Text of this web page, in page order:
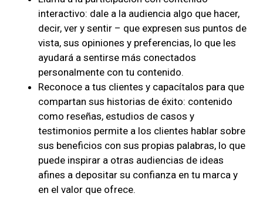
interactivo: dale a la audiencia algo que hacer,
decir, ver y sentir – que expresen sus puntos de
vista, sus opiniones y preferencias, lo que les
ayudará a sentirse más conectados
personalmente con tu contenido.
Reconoce a tus clientes y capacítalos para que
compartan sus historias de éxito: contenido
como reseñas, estudios de casos y
testimonios permite a los clientes hablar sobre
sus beneficios con sus propias palabras, lo que
puede inspirar a otras audiencias de ideas
afines a depositar su confianza en tu marca y
en el valor que ofrece.